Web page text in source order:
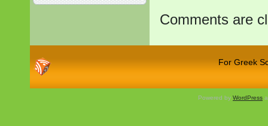
Comments are
For Greek
Powered by WordPress